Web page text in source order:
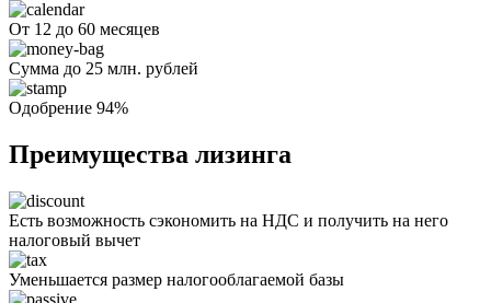
От 12 до 60 месяцев
Сумма до 25 млн. рублей
Одобрение 94%
Преимущества лизинга
Есть возможность сэкономить на НДС и получить на него
налоговый вычет
Уменьшается размер налогооблагаемой базы